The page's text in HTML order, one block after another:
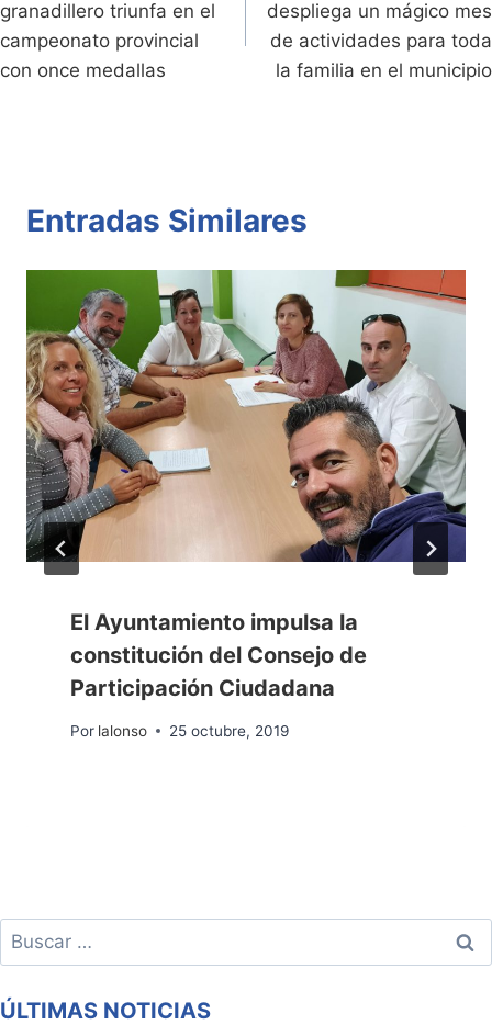
y
k
entradas
granadillero triunfa en el
campeonato provincial
con once medallas
despliega un mágico mes
de actividades para toda
la familia en el municipio
Entradas Similares
El Ayuntamiento impulsa la
constitución del Consejo de
Participación Ciudadana
Por lalonso 25 octubre, 2019
Buscar:
ÚLTIMAS NOTICIAS